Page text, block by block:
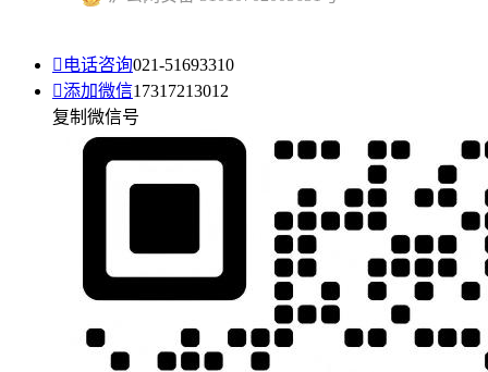
 电话咨询021-51693310
添加微信17317213012
复制微信号